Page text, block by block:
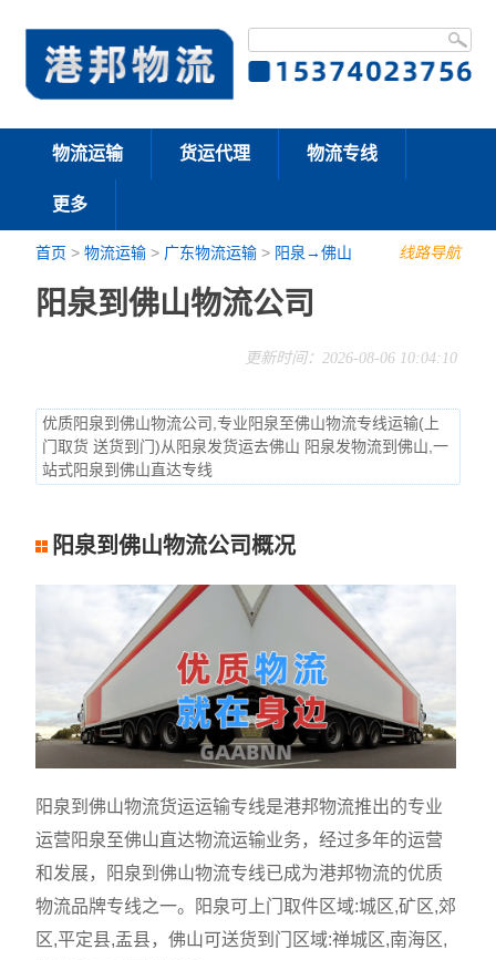
物流运输 货运代理 物流专线
更多
线路导航
首页 >物流运输 > 广东物流运输 > 阳泉→佛山
阳泉到佛山物流公司
更新时间：2026-08-06 10:04:10
优质阳泉到佛山物流公司,专业阳泉至佛山物流专线运输(上
门取货 送货到门)从阳泉发货运去佛山 阳泉发物流到佛山,一
站式阳泉到佛山直达专线
阳泉到佛山物流公司概况
阳泉到佛山物流货运运输专线是港邦物流推出的专业
运营阳泉至佛山直达物流运输业务，经过多年的运营
和发展，阳泉到佛山物流专线已成为港邦物流的优质
物流品牌专线之一。阳泉可上门取件区域:城区,矿区,郊
区,平定县,盂县，佛山可送货到门区域:禅城区,南海区,